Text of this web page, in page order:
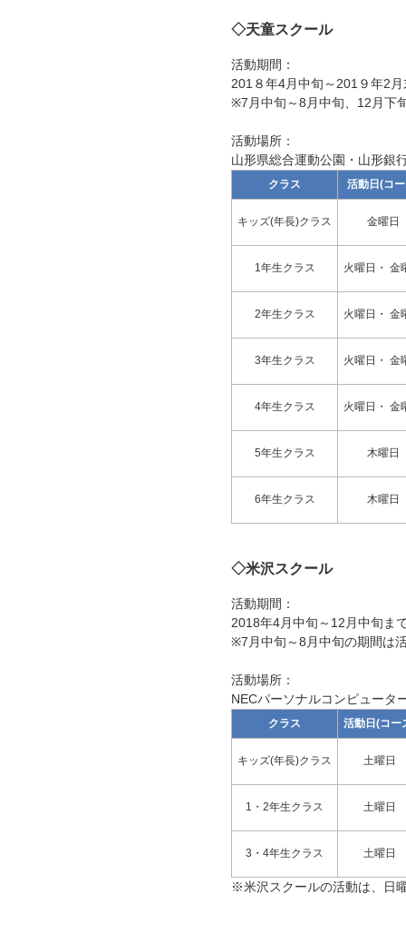
◇天童スクール
活動期間：
201８年4月中旬～201９年2
※7月中旬～8月中旬、12月下
活動場所：
山形県総合運動公園・山形銀
クラス 活動日(コ
キッズ(年長)クラス 金曜日
1年生クラス 火曜日・ 金
2年生クラス 火曜日・ 金
3年生クラス 火曜日・ 金
4年生クラス 火曜日・ 金
5年生クラス 木曜日
6年生クラス 木曜日
◇米沢スクール
活動期間：
2018年4月中旬～12月中旬
※7月中旬～8月中旬の期間は
活動場所：
NECパーソナルコンピュータ
クラス 活動日(コー
キッズ(年長)クラス 土曜日
1・2年生クラス 土曜日
3・4年生クラス 土曜日
※米沢スクールの活動は、日